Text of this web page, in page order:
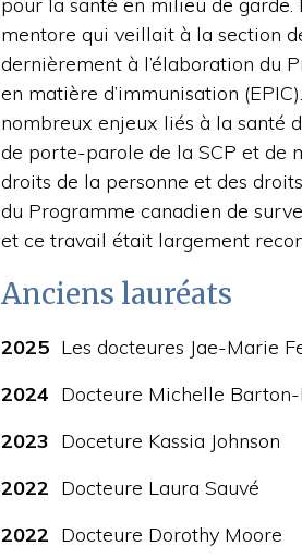
pour la santé en milieu de
mentore qui veillait à la section
dernièrement à l’élaboration du
en matière d’immunisation
nombreux enjeux liés à la santé
de porte-parole de la SCP et de
droits de la personne et des
du Programme canadien de
et ce travail était largement
Anciens lauréats
2025 Les docteures Jae-Marie
2024 Docteure Michelle
2023 Doceture Kassia Johnson
2022 Docteure Laura Sauvé
2022 Docteure Dorothy Moore